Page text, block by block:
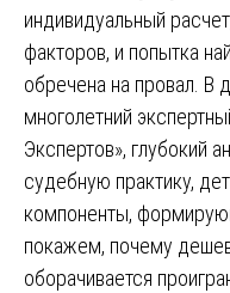
индивидуальный
факторов, и попытка
обречена на провал. В
многолетний
Экспертов», глубокий
судебную практику,
компоненты,
покажем, почему
оборачивается